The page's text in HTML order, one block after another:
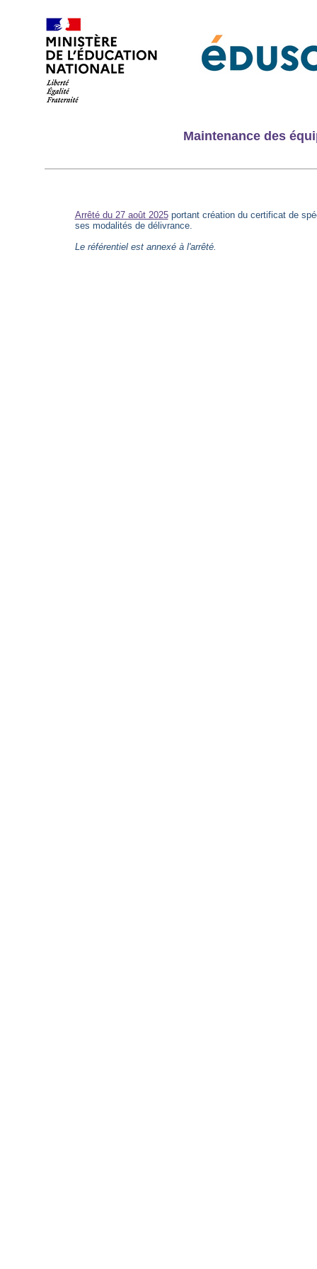
Maintenance des
Arrêté du 27 août 2025portant création du certificat de
ses modalités de délivrance.
Le référentiel est annexé à l'arrêté.